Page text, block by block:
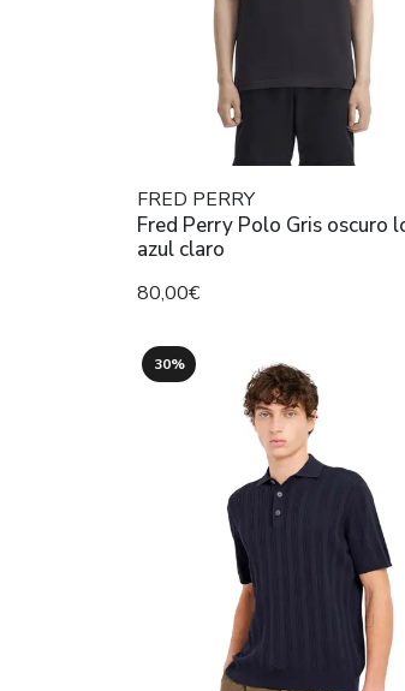
FRED PERRY
Fred Perry Polo Gris oscuro
azul claro
80,00€
30%